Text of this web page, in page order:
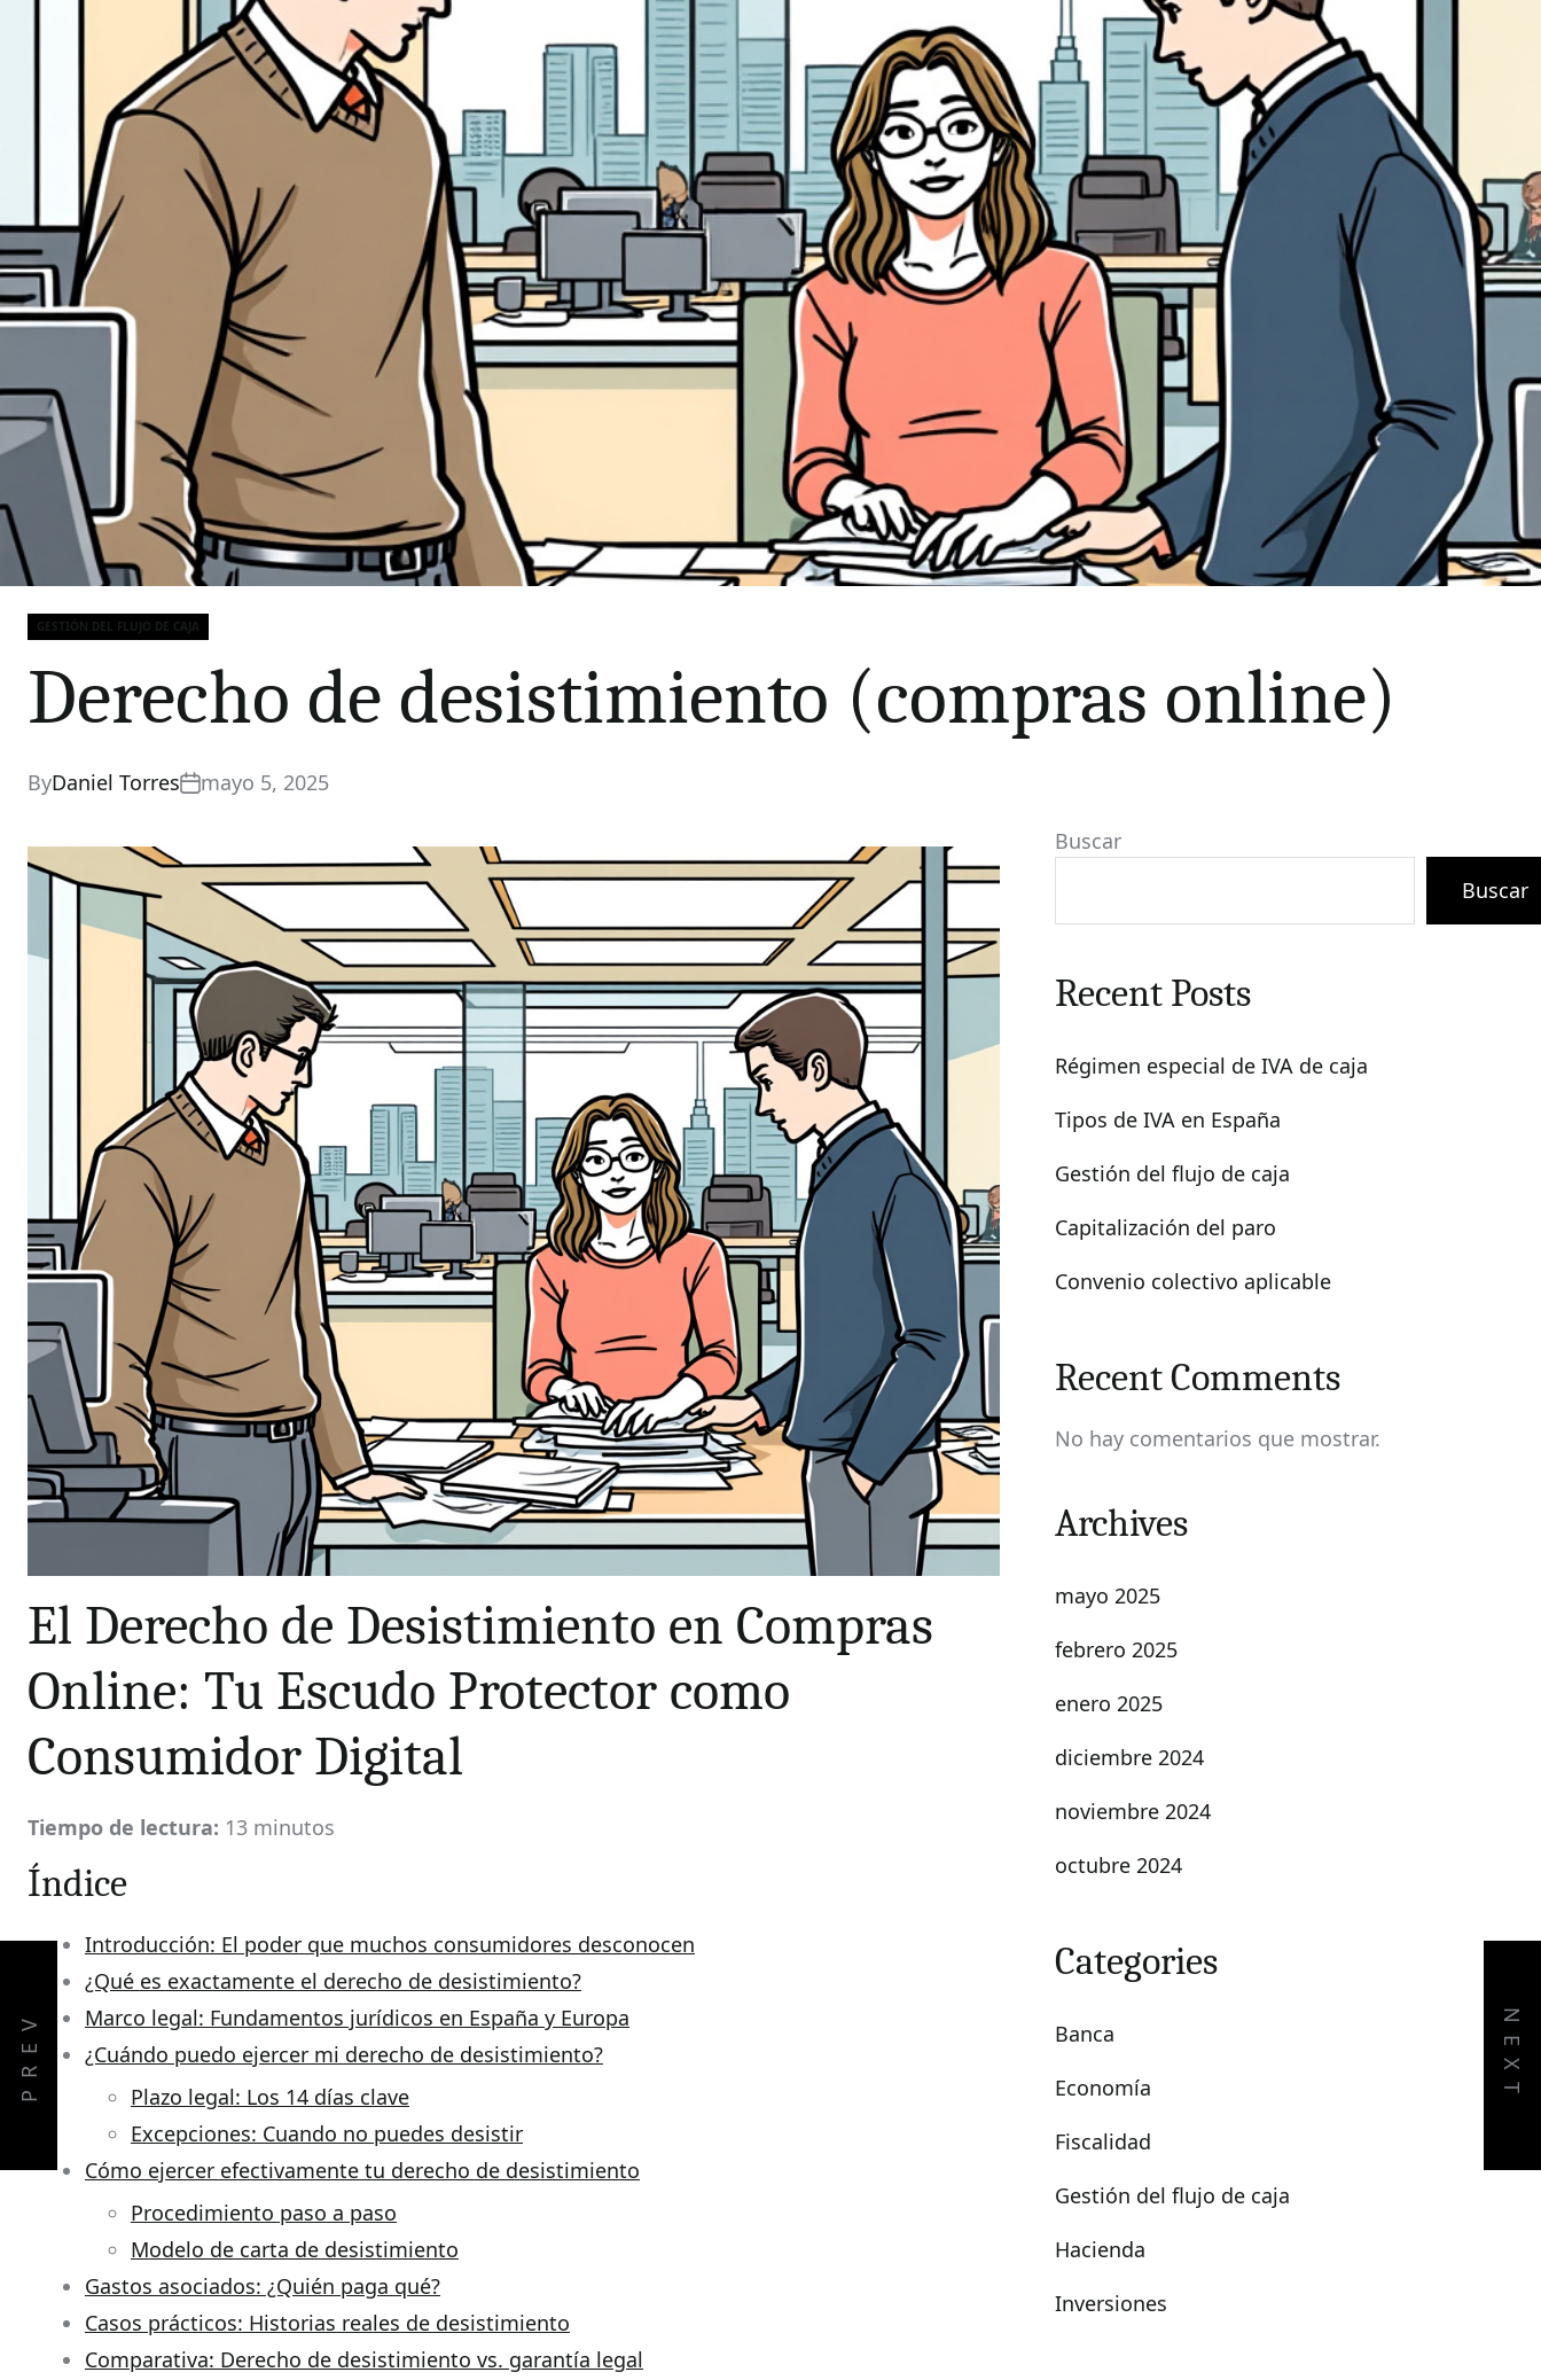
Categories
GESTIÓN DEL FLUJO DE CAJA
Derecho de desistimiento (compras online)
ByDaniel Torres mayo 5, 2025
El Derecho de Desistimiento en Compras
Online: Tu Escudo Protector como
Consumidor Digital
Tiempo de lectura: 13 minutos
Índice
Introducción: El poder que muchos consumidores desconocen
¿Qué es exactamente el derecho de desistimiento?
Marco legal: Fundamentos jurídicos en España y Europa
¿Cuándo puedo ejercer mi derecho de desistimiento?
Plazo legal: Los 14 días clave
Excepciones: Cuando no puedes desistir
Cómo ejercer efectivamente tu derecho de desistimiento
Procedimiento paso a paso
Modelo de carta de desistimiento
Gastos asociados: ¿Quién paga qué?
Casos prácticos: Historias reales de desistimiento
Comparativa: Derecho de desistimiento vs. garantía legal
PREV NEXT
Buscar
Buscar
Recent Posts
Régimen especial de IVA de caja
Tipos de IVA en España
Gestión del flujo de caja
Capitalización del paro
Convenio colectivo aplicable
Recent Comments
No hay comentarios que mostrar.
Archives
mayo 2025
febrero 2025
enero 2025
diciembre 2024
noviembre 2024
octubre 2024
Categories
Banca
Economía
Fiscalidad
Gestión del flujo de caja
Hacienda
Inversiones